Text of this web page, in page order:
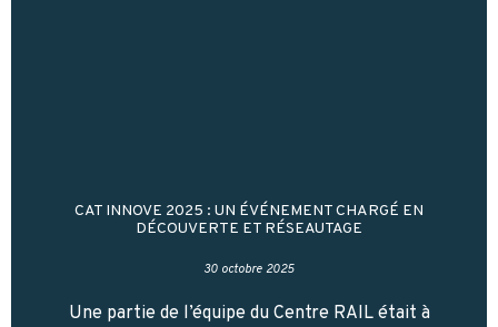
CAT INNOVE 2025 : UN ÉVÉNEMENT CHARGÉ EN
DÉCOUVERTE ET RÉSEAUTAGE
30 octobre 2025
Une partie de l’équipe du Centre RAIL était à